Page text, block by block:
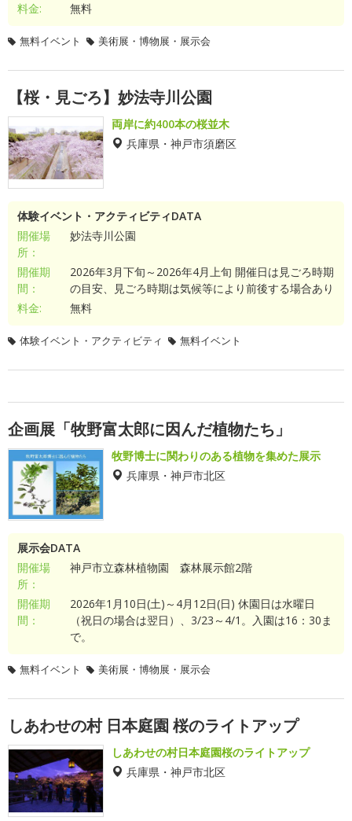
料金:
無料
無料イベント 美術展・博物展・展示会
【桜・見ごろ】妙法寺川公園
両岸に約400本の桜並木
兵庫県・神戸市須磨区
体験イベント・アクティビティDATA
開催場
所：
妙法寺川公園
開催期
間：
2026年3月下旬～2026年4月上旬 開催日は見ごろ時期
の目安、見ごろ時期は気候等により前後する場合あり
料金:
無料
体験イベント・アクティビティ 無料イベント
企画展「牧野富太郎に因んだ植物たち」
牧野博士に関わりのある植物を集めた展示
兵庫県・神戸市北区
展示会DATA
開催場
所：
神戸市立森林植物園 森林展示館2階
開催期
間：
2026年1月10日(土)～4月12日(日) 休園日は水曜日
（祝日の場合は翌日）、3/23～4/1。入園は16：30ま
で。
無料イベント 美術展・博物展・展示会
しあわせの村 日本庭園 桜のライトアップ
しあわせの村日本庭園桜のライトアップ
兵庫県・神戸市北区